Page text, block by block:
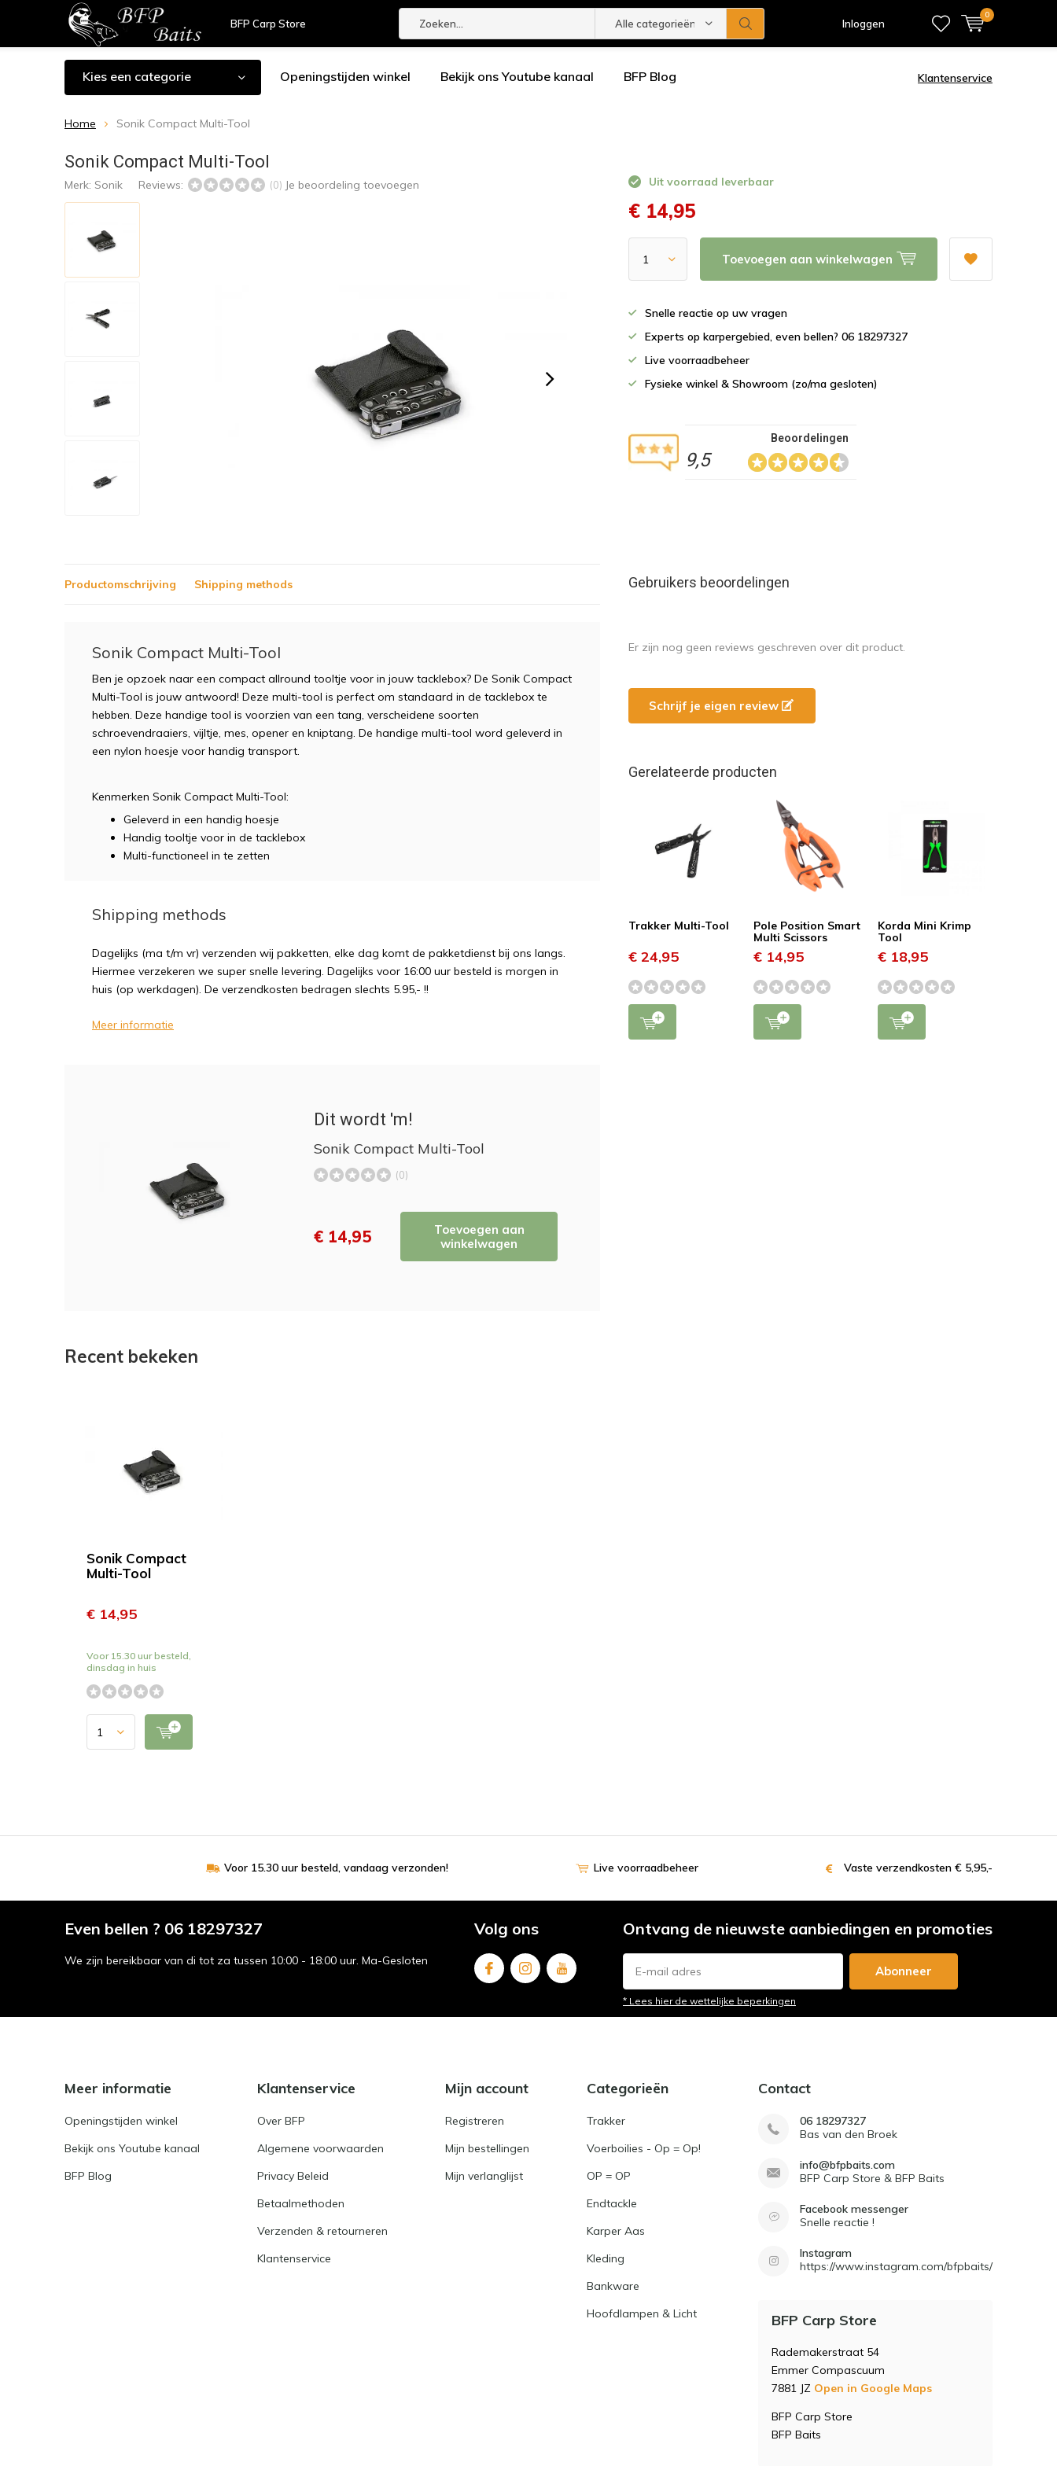
BFP Carp Store Alle categorieën Inloggen
0
Kies een categorie Openingstijden winkel Bekijk ons Youtube kanaal BFP Blog Klantenservice
Home Sonik Compact Multi-Tool
Sonik Compact Multi-Tool
Merk: Sonik Reviews: (0) Je beoordeling toevoegen Uit voorraad leverbaar
€ 14,95
Toevoegen aan winkelwagen
Snelle reactie op uw vragen
Experts op karpergebied, even bellen? 06 18297327
Live voorraadbeheer
Fysieke winkel & Showroom (zo/ma gesloten)
9,5
Beoordelingen
Productomschrijving Shipping methods
Sonik Compact Multi-Tool
Ben je opzoek naar een compact allround tooltje voor in jouw tacklebox? De Sonik Compact
Multi-Tool is jouw antwoord! Deze multi-tool is perfect om standaard in de tacklebox te
hebben. Deze handige tool is voorzien van een tang, verscheidene soorten
schroevendraaiers, vijltje, mes, opener en kniptang. De handige multi-tool word geleverd in
een nylon hoesje voor handig transport.
Kenmerken Sonik Compact Multi-Tool:
Geleverd in een handig hoesje
Handig tooltje voor in de tacklebox
Multi-functioneel in te zetten
Shipping methods
Dagelijks (ma t/m vr) verzenden wij pakketten, elke dag komt de pakketdienst bij ons langs.
Hiermee verzekeren we super snelle levering. Dagelijks voor 16:00 uur besteld is morgen in
huis (op werkdagen). De verzendkosten bedragen slechts 5.95,- !!
Meer informatie
Dit wordt 'm!
Sonik Compact Multi-Tool
(0)
€ 14,95
Toevoegen aan
winkelwagen
Gebruikers beoordelingen
Er zijn nog geen reviews geschreven over dit product.
Schrijf je eigen review
Gerelateerde producten
Trakker Multi-Tool
€ 24,95
Pole Position Smart
Multi Scissors
€ 14,95
Korda Mini Krimp
Tool
€ 18,95
Recent bekeken
Sonik Compact
Multi-Tool
€ 14,95
Voor 15.30 uur besteld,
dinsdag in huis
Voor 15.30 uur besteld, vandaag verzonden! Live voorraadbeheer Vaste verzendkosten € 5,95,-
Even bellen ? 06 18297327
We zijn bereikbaar van di tot za tussen 10:00 - 18:00 uur. Ma-Gesloten
Volg ons Ontvang de nieuwste aanbiedingen en promoties
Abonneer
* Lees hier de wettelijke beperkingen
Meer informatie
Openingstijden winkel
Bekijk ons Youtube kanaal
BFP Blog
Klantenservice
Over BFP
Algemene voorwaarden
Privacy Beleid
Betaalmethoden
Verzenden & retourneren
Klantenservice
Mijn account
Registreren
Mijn bestellingen
Mijn verlanglijst
Categorieën
Trakker
Voerboilies - Op = Op!
OP = OP
Endtackle
Karper Aas
Kleding
Bankware
Hoofdlampen & Licht
Contact
06 18297327
Bas van den Broek
info@bfpbaits.com
BFP Carp Store & BFP Baits
Facebook messenger
Snelle reactie !
Instagram
https://www.instagram.com/bfpbaits/
BFP Carp Store
Rademakerstraat 54
Emmer Compascuum
7881 JZ Open in Google Maps
BFP Carp Store
BFP Baits